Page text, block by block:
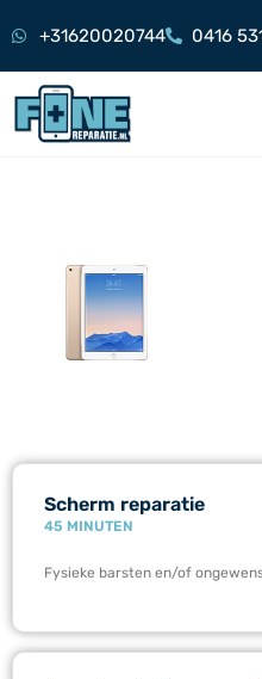
+31620020744 0416
Scherm reparatie
45 MINUTEN
Fysieke barsten en/of